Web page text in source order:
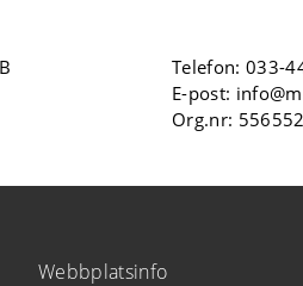
Telefon:033-
E-post:
Org.nr:
Webbplatsinfo